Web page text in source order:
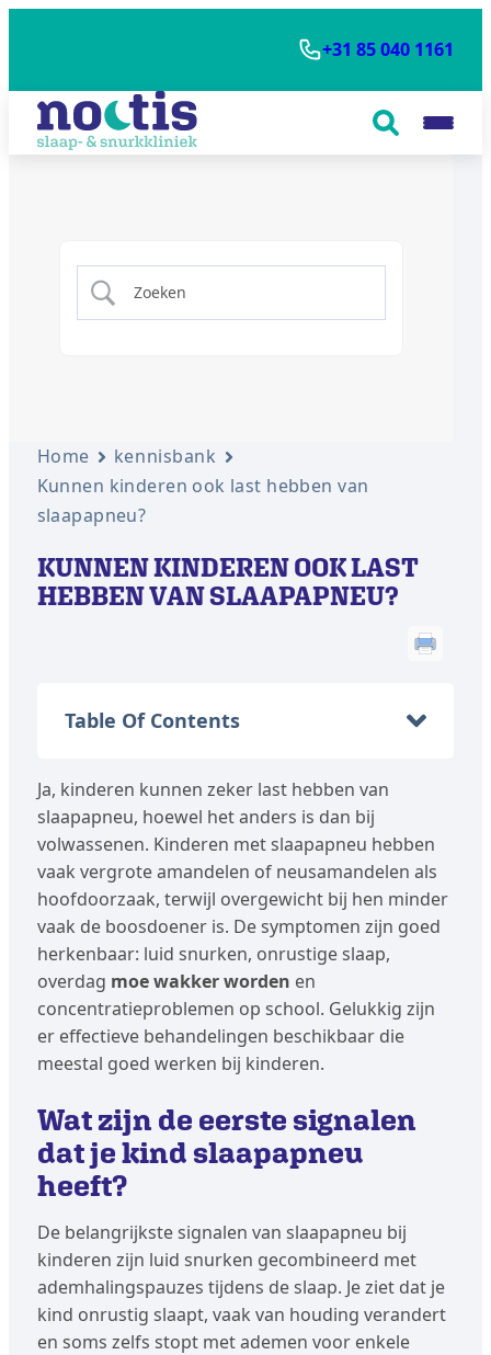
+31 85 040 1161
Home
kennisbank
Kunnen kinderen ook last hebben van
slaapapneu?
KUNNEN KINDEREN OOK LAST
HEBBEN VAN SLAAPAPNEU?
Table Of Contents
Ja, kinderen kunnen zeker last hebben van
slaapapneu, hoewel het anders is dan bij
volwassenen. Kinderen met slaapapneu hebben
vaak vergrote amandelen of neusamandelen als
hoofdoorzaak, terwijl overgewicht bij hen minder
vaak de boosdoener is. De symptomen zijn goed
herkenbaar: luid snurken, onrustige slaap,
overdag moe wakker worden en
concentratieproblemen op school. Gelukkig zijn
er effectieve behandelingen beschikbaar die
meestal goed werken bij kinderen.
Wat zijn de eerste signalen
dat je kind slaapapneu
heeft?
De belangrijkste signalen van slaapapneu bij
kinderen zijn luid snurken gecombineerd met
ademhalingspauzes tijdens de slaap. Je ziet dat je
kind onrustig slaapt, vaak van houding verandert
en soms zelfs stopt met ademen voor enkele